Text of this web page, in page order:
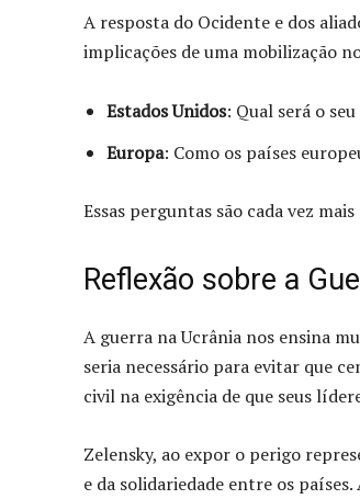
A resposta do Ocidente e dos
implicações de uma mobilização
Estados Unidos: Qual será o
Europa: Como os países
Essas perguntas são cada vez
Reflexão sobre a
A guerra na Ucrânia nos ensina
seria necessário para evitar que
civil na exigência de que seus
Zelensky, ao expor o perigo
e da solidariedade entre os